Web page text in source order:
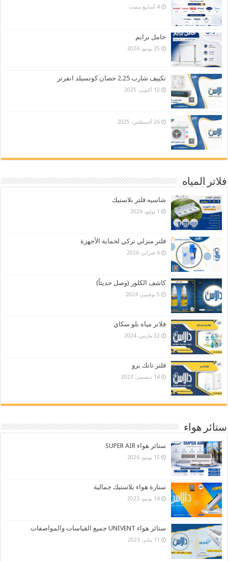
حامل برايم
25 يونيو، 2026
تكييف شارب 2.25 حصان كونسيلد انفرتر
12 أكتوبر، 2025
26 أغسطس، 2025
فلاتر المياه
شاسيه فلتر بلاستيك
1 يوليو، 2026
فلتر منزلي تركي لحماية الأجهزة
6 فبراير، 2026
كاشف الكلور (وصل حديثاً)
5 نوفمبر، 2024
فلاتر مياه بلو سكاي
22 مارس، 2024
فلتر تانك برو
14 ديسمبر، 2023
ستائر هواء
ستائر هواء SUPER AIR
15 يونيو، 2026
ستارة هواء بلاستيك جمالية
14 يونيو، 2023
ستائر هواء UNIVENT جميع القياسات والمواصفات
11 يناير، 2023